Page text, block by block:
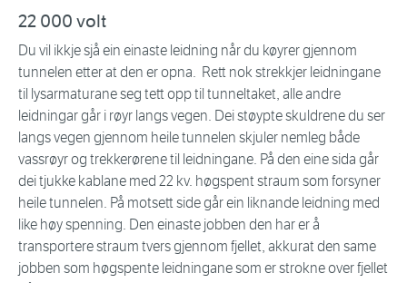
22 000 volt
Du vil ikkje sjå ein einaste leidning når du køyrer gjennom
tunnelen etter at den er opna. Rett nok strekkjer leidningane
til lysarmaturane seg tett opp til tunneltaket, alle andre
leidningar går i røyr langs vegen. Dei støypte skuldrene du ser
langs vegen gjennom heile tunnelen skjuler nemleg både
vassrøyr og trekkerørene til leidningane. På den eine sida går
dei tjukke kablane med 22 kv. høgspent straum som forsyner
heile tunnelen. På motsett side går ein liknande leidning med
like høy spenning. Den einaste jobben den har er å
transportere straum tvers gjennom fjellet, akkurat den same
jobben som høgspente leidningane som er strokne over fjellet